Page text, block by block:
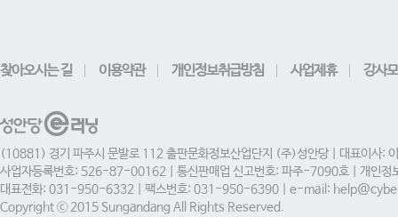
찾아오시는 길 이용약관 개인정보취급방침 사업제휴 강사
(10881) 경기 파주시 문발로 112 출판문화정보산업단지 (주)성안당 | 대표이사:
사업자등록번호: 526-87-00162 | 통신판매업 신고번호: 파주-7090호 | 개인정
대표전화: 031-950-6332 | 팩스번호: 031-950-6390 | e-mail:
Copyright ⓒ 2015 Sungandang All Rights Reserved.